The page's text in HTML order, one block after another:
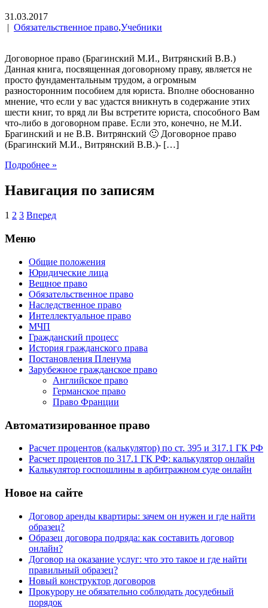
31.03.2017
| Обязательственное право,Учебники
Договорное право (Брагинский М.И., Витрянский В.В.)
Данная книга, посвященная договорному праву, является не
просто фундаментальным трудом, а огромным
разносторонним пособием для юриста. Вполне обоснованно
мнение, что если у вас удастся вникнуть в содержание этих
шести книг, то вряд ли Вы встретите юриста, способного Вам
что-либо в договорном праве. Если это, конечно, не М.И.
Брагинский и не В.В. Витрянский 🙂 Договорное право
(Брагинский М.И., Витрянский В.В.)- […]
Подробнее »
Навигация по записям
1 2 3 Вперед
Меню
Общие положения
Юридические лица
Вещное право
Обязательственное право
Наследственное право
Интеллектуальное право
МЧП
Гражданский процесс
История гражданского права
Постановления Пленума
Зарубежное гражданское право
Английское право
Германское право
Право Франции
Автоматизированное право
Расчет процентов (калькулятор) по ст. 395 и 317.1 ГК РФ
Расчет процентов по 317.1 ГК РФ: калькулятор онлайн
Калькулятор госпошлины в арбитражном суде онлайн
Новое на сайте
Договор аренды квартиры: зачем он нужен и где найти
образец?
Образец договора подряда: как составить договор
онлайн?
Договор на оказание услуг: что это такое и где найти
правильный образец?
Новый конструктор договоров
Прокурору не обязательно соблюдать досудебный
порядок